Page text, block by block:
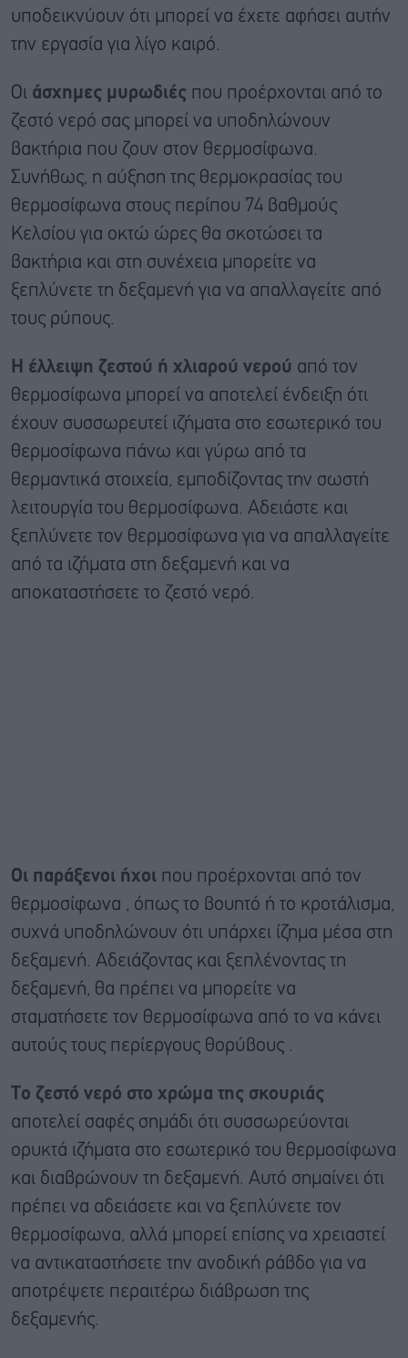
υποδεικνύουν ότι μπορεί να έχετε αφήσει αυτήν
την εργασία για λίγο καιρό.
Οι άσχημες μυρωδιές που προέρχονται από το
ζεστό νερό σας μπορεί να υποδηλώνουν
βακτήρια που ζουν στον θερμοσίφωνα.
Συνήθως, η αύξηση της θερμοκρασίας του
θερμοσίφωνα στους περίπου 74 βαθμούς
Κελσίου για οκτώ ώρες θα σκοτώσει τα
βακτήρια και στη συνέχεια μπορείτε να
ξεπλύνετε τη δεξαμενή για να απαλλαγείτε από
τους ρύπους.
Η έλλειψη ζεστού ή χλιαρού νερού από τον
θερμοσίφωνα μπορεί να αποτελεί ένδειξη ότι
έχουν συσσωρευτεί ιζήματα στο εσωτερικό του
θερμοσίφωνα πάνω και γύρω από τα
θερμαντικά στοιχεία, εμποδίζοντας την σωστή
λειτουργία του θερμοσίφωνα. Αδειάστε και
ξεπλύνετε τον θερμοσίφωνα για να απαλλαγείτε
από τα ιζήματα στη δεξαμενή και να
αποκαταστήσετε το ζεστό νερό.
Οι παράξενοι ήχοι που προέρχονται από τον
θερμοσίφωνα , όπως το βουητό ή το κροτάλισμα,
συχνά υποδηλώνουν ότι υπάρχει ίζημα μέσα στη
δεξαμενή. Αδειάζοντας και ξεπλένοντας τη
δεξαμενή, θα πρέπει να μπορείτε να
σταματήσετε τον θερμοσίφωνα από το να κάνει
αυτούς τους περίεργους θορύβους .
Το ζεστό νερό στο χρώμα της σκουριάς
αποτελεί σαφές σημάδι ότι συσσωρεύονται
ορυκτά ιζήματα στο εσωτερικό του θερμοσίφωνα
και διαβρώνουν τη δεξαμενή. Αυτό σημαίνει ότι
πρέπει να αδειάσετε και να ξεπλύνετε τον
θερμοσίφωνα, αλλά μπορεί επίσης να χρειαστεί
να αντικαταστήσετε την ανοδική ράβδο για να
αποτρέψετε περαιτέρω διάβρωση της
δεξαμενής.